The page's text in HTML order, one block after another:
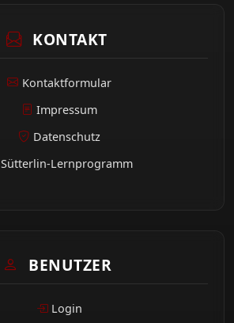
KONTAKT
Kontaktformular
Impressum
Datenschutz
Sütterlin-Lernprogramm
BENUTZER
Login